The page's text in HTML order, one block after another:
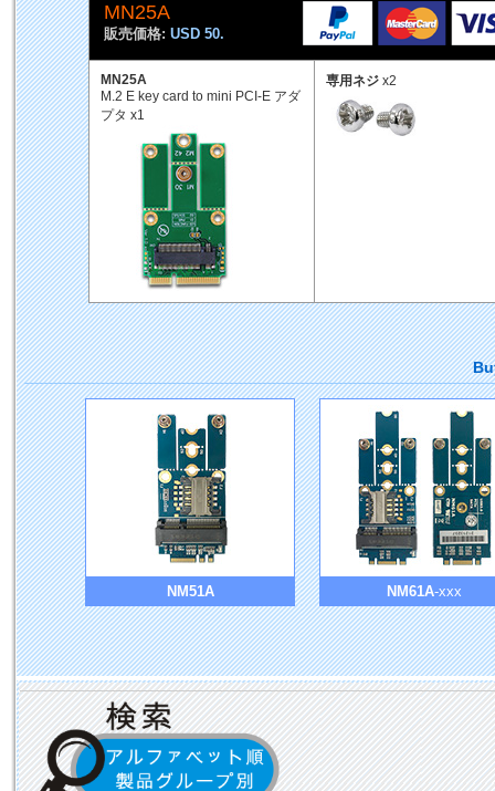
MN25A
販売価格: USD 50.
MN25A
M.2 E key card to mini PCI-E アダ
プタ x1
専用ネジ x2
NM51A NM61A-xxx